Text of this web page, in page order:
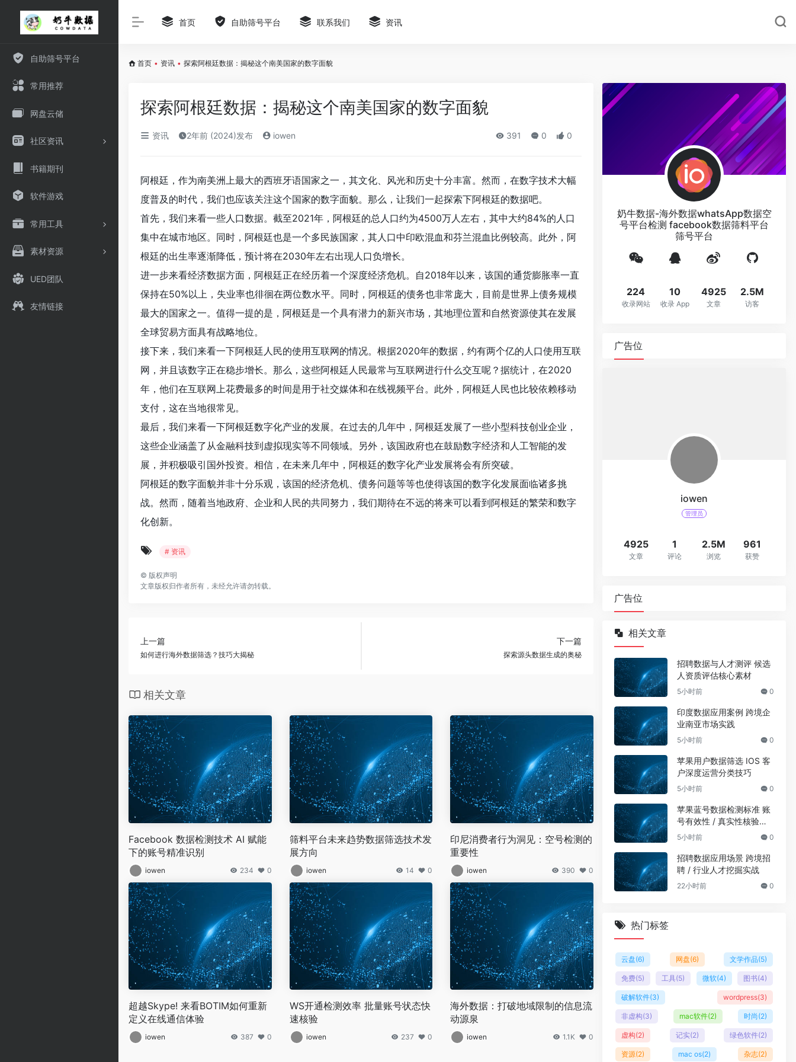
自助筛号平台
常用推荐
网盘云储
社区资讯
书籍期刊
软件游戏
常用工具
素材资源
UED团队
友情链接
首页 自助筛号平台 联系我们 资讯
首页 • 资讯 • 探索阿根廷数据：揭秘这个南美国家的数字面貌
探索阿根廷数据：揭秘这个南美国家的数字面貌
资讯 2年前 (2024)发布 iowen 391 0 0
阿根廷，作为南美洲上最大的西班牙语国家之一，其文化、风光和历史十分丰富。然而，在数字技术大幅
度普及的时代，我们也应该关注这个国家的数字面貌。那么，让我们一起探索下阿根廷的数据吧。
首先，我们来看一些人口数据。截至2021年，阿根廷的总人口约为4500万人左右，其中大约84%的人口
集中在城市地区。同时，阿根廷也是一个多民族国家，其人口中印欧混血和芬兰混血比例较高。此外，阿
根廷的出生率逐渐降低，预计将在2030年左右出现人口负增长。
进一步来看经济数据方面，阿根廷正在经历着一个深度经济危机。自2018年以来，该国的通货膨胀率一直
保持在50%以上，失业率也徘徊在两位数水平。同时，阿根廷的债务也非常庞大，目前是世界上债务规模
最大的国家之一。值得一提的是，阿根廷是一个具有潜力的新兴市场，其地理位置和自然资源使其在发展
全球贸易方面具有战略地位。
接下来，我们来看一下阿根廷人民的使用互联网的情况。根据2020年的数据，约有两个亿的人口使用互联
网，并且该数字正在稳步增长。那么，这些阿根廷人民最常与互联网进行什么交互呢？据统计，在2020
年，他们在互联网上花费最多的时间是用于社交媒体和在线视频平台。此外，阿根廷人民也比较依赖移动
支付，这在当地很常见。
最后，我们来看一下阿根廷数字化产业的发展。在过去的几年中，阿根廷发展了一些小型科技创业企业，
这些企业涵盖了从金融科技到虚拟现实等不同领域。另外，该国政府也在鼓励数字经济和人工智能的发
展，并积极吸引国外投资。相信，在未来几年中，阿根廷的数字化产业发展将会有所突破。
阿根廷的数字面貌并非十分乐观，该国的经济危机、债务问题等等也使得该国的数字化发展面临诸多挑
战。然而，随着当地政府、企业和人民的共同努力，我们期待在不远的将来可以看到阿根廷的繁荣和数字
化创新。
# 资讯
© 版权声明
文章版权归作者所有，未经允许请勿转载。
上一篇
如何进行海外数据筛选？技巧大揭秘
下一篇
探索源头数据生成的奥秘
相关文章
Facebook 数据检测技术 AI 赋能
下的账号精准识别
iowen 234 0
筛料平台未来趋势数据筛选技术发
展方向
iowen 14 0
印尼消费者行为洞见：空号检测的
重要性
iowen 390 0
超越Skype! 来看BOTIM如何重新
定义在线通信体验
iowen 387 0
WS开通检测效率 批量账号状态快
速核验
iowen 237 0
海外数据：打破地域限制的信息流
动源泉
iowen 1.1K 0
奶牛数据-海外数据whatsApp数据空
号平台检测 facebook数据筛料平台
筛号平台
224
收录网站
10
收录 App
4925
文章
2.5M
访客
广告位
iowen
管理员
4925
文章
1
评论
2.5M
浏览
961
获赞
广告位
相关文章
招聘数据与人才测评 候选
人资质评估核心素材
5小时前 0
印度数据应用案例 跨境企
业南亚市场实践
5小时前 0
苹果用户数据筛选 IOS 客
户深度运营分类技巧
5小时前 0
苹果蓝号数据检测标准 账
号有效性 / 真实性核验规
范
5小时前 0
招聘数据应用场景 跨境招
聘 / 行业人才挖掘实战
22小时前 0
热门标签
云盘(6) 网盘(6) 文学作品(5)
免费(5) 工具(5) 微软(4) 图书(4)
破解软件(3) wordpress(3)
非虚构(3) mac软件(2) 时尚(2)
虚构(2) 记实(2) 绿色软件(2)
资源(2) mac os(2) 杂志(2)